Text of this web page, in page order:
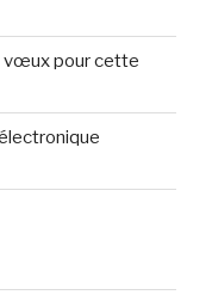
vœux pour cette